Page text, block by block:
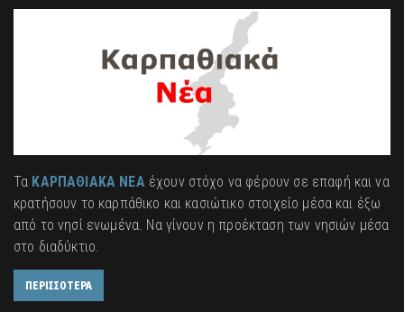
Τα ΚΑΡΠΑΘΙΑΚΑ ΝΕΑέχουν στόχο να φέρουν σε επαφή και να
κρατήσουν το καρπάθικο και κασιώτικο στοιχείο μέσα και έξω
από το νησί ενωμένα. Να γίνουν η προέκταση των νησιών μέσα
στο διαδύκτιο.
ΠΕΡΙΣΣΟΤΕΡΑ